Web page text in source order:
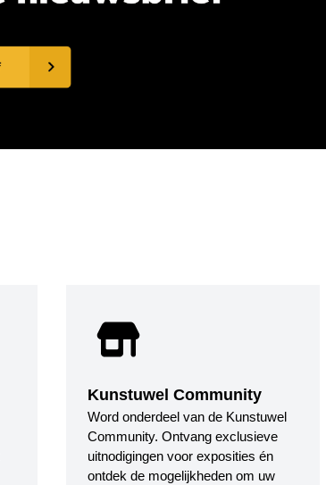
Kunstuwel Community
Word onderdeel van de Kunstuwel
Community. Ontvang exclusieve
uitnodigingen voor exposities én
ontdek de mogelijkheden om uw